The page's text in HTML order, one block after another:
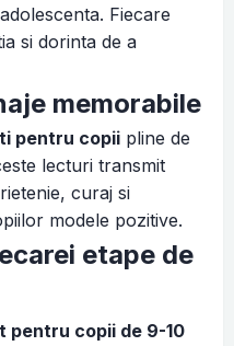
Fiecare
si dorinta de a
memorabile
pentru copii pline de
lecturi transmit
curaj si
modele pozitive.
etape de
pentru copii de 9-10